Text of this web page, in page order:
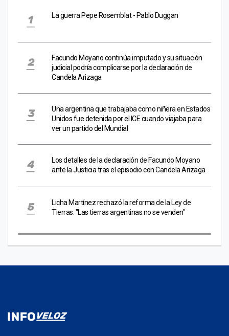
La guerra Pepe Rosemblat - Pablo Duggan
Facundo Moyano continúa imputado y su situación
judicial podría complicarse por la declaración de
Candela Arizaga
Una argentina que trabajaba como niñera en Estados
Unidos fue detenida por el ICE cuando viajaba para
ver un partido del Mundial
Los detalles de la declaración de Facundo Moyano
ante la Justicia tras el episodio con Candela Arizaga
Licha Martínez rechazó la reforma de la Ley de
Tierras: "Las tierras argentinas no se venden"